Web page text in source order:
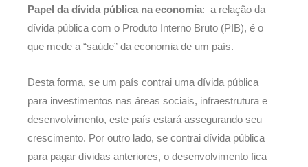
Papel da dívida pública na economia: a relação da
dívida pública com o Produto Interno Bruto (PIB), é o
que mede a “saúde” da economia de um país.
Desta forma, se um país contrai uma dívida pública
para investimentos nas áreas sociais, infraestrutura e
desenvolvimento, este país estará assegurando seu
crescimento. Por outro lado, se contrai dívida pública
para pagar dívidas anteriores, o desenvolvimento fica